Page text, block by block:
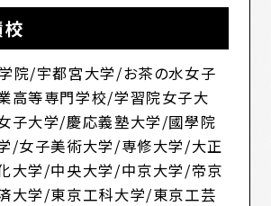
院/宇都宮大学/お茶の水女子
高等専門学校/学習院女子大
子大学/慶応義塾大学/國學院
/女子美術大学/専修大学/大正
大学/中央大学/中京大学/帝京
大学/東京工科大学/東京工芸